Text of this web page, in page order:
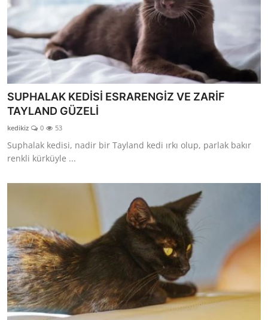
SUPHALAK KEDİSİ ESRARENGİZ VE ZARİF
TAYLAND GÜZELİ
kedikiz 0 53
Suphalak kedisi, nadir bir Tayland kedi ırkı olup, parlak bakır
renkli kürküyle ...